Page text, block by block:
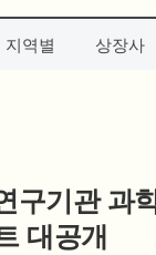
지역별 상장사
구기관 과
대공개